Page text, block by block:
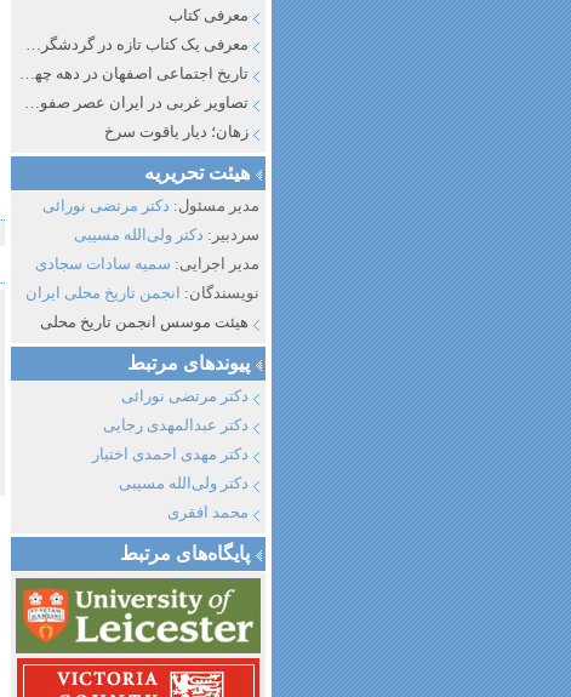
معرفی کتاب
معرفی یک کتاب تازه در گردشگری اصفهان
تاریخ اجتماعی اصفهان در دهه چهل و پنجاه از نگاه طنز نوروز جمشاد
تصاویر غربی در ایران عصر صفوی و قاجار
زهان؛ دیار یاقوت سرخ
هیئت تحریریه
مدیر مسئول: دکتر مرتضی نورائی
سردبیر: دکتر ولی‌الله مسیبی
مدیر اجرایی: سمیه سادات سجادی
نویسندگان: انجمن تاریخ محلی ایران
هیئت موسس انجمن تاریخ محلی
پیوند‌های مرتبط
دکتر مرتضی نورائی
دکتر عبدالمهدی رجایی
دکتر مهدی احمدی اختیار
دکتر ولی‌الله مسیبی
محمد افقری
پایگاه‌های مرتبط